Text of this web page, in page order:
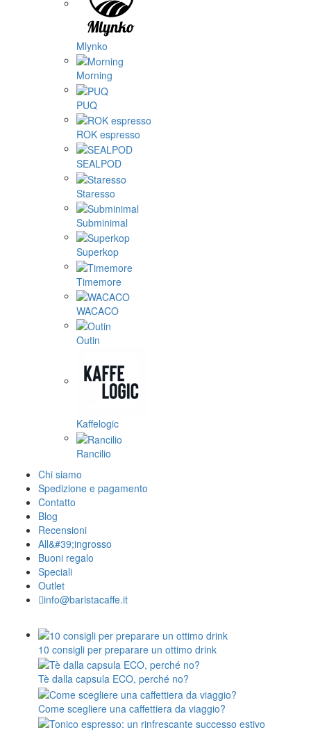
Mlynko
Morning
PUQ
ROK espresso
SEALPOD
Staresso
Subminimal
Superkop
Timemore
WACACO
Outin
Kaffelogic
Rancilio
Chi siamo
Spedizione e pagamento
Contatto
Blog
Recensioni
All&#39;ingrosso
Buoni regalo
Speciali
Outlet
info@baristacaffe.it
10 consigli per preparare un ottimo drink
Tè dalla capsula ECO, perché no?
Come scegliere una caffettiera da viaggio?